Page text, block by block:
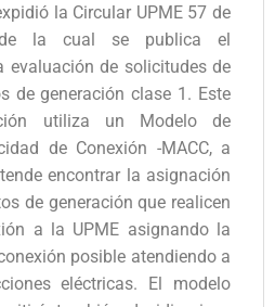
la Circular UPME 57 de
la cual se publica el
evaluación de solicitudes de
de generación clase 1. Este
utiliza un Modelo de
de Conexión -MACC, a
encontrar la asignación
de generación que realicen
a la UPME asignando la
posible atendiendo a
eléctricas. El modelo